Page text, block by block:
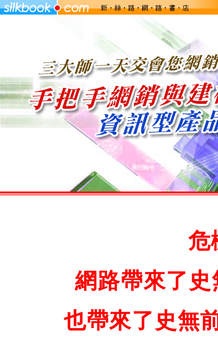
危
網路帶來了
也帶來了史無